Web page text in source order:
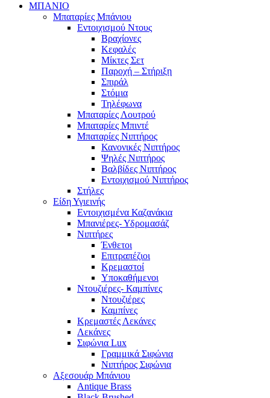
ΜΠΑΝΙΟ
Μπαταρίες Μπάνιου
Εντοιχισμού Ντους
Βραχίονες
Κεφαλές
Μίκτες Σετ
Παροχή – Στήριξη
Σπιράλ
Στόμια
Τηλέφωνα
Μπαταρίες Λουτρού
Μπαταρίες Μπιντέ
Μπαταρίες Νιπτήρος
Κανονικές Νιπτήρος
Ψηλές Νιπτήρος
Βαλβίδες Νιπτήρος
Εντοιχισμού Νιπτήρος
Στήλες
Είδη Υγιεινής
Εντοιχισμένα Καζανάκια
Μπανιέρες- Υδρομασάζ
Νιπτήρες
Ένθετοι
Επιτραπέζιοι
Κρεμαστοί
Υποκαθήμενοι
Ντουζιέρες- Καμπίνες
Ντουζιέρες
Καμπίνες
Κρεμαστές Λεκάνες
Λεκάνες
Σιφώνια Lux
Γραμμικά Σιφώνια
Νιπτήρος Σιφώνια
Αξεσουάρ Μπάνιου
Antique Brass